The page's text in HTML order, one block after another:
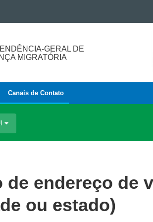
GERAL DE
MIGRATÓRIA
Canais de Contato
endereço de
ou estado)